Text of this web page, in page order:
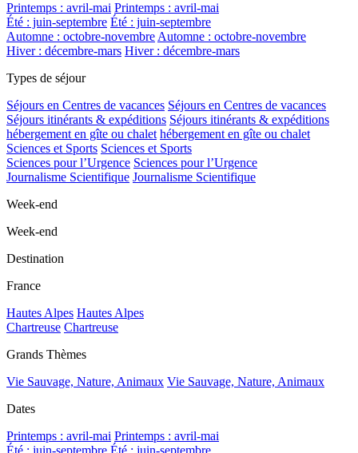
Printemps : avril-mai Printemps : avril-mai
Été : juin-septembre Été : juin-septembre
Automne : octobre-novembreAutomne : octobre-novembre
Hiver : décembre-mars Hiver : décembre-mars
Types de séjour
Séjours en Centres de vacances Séjours en Centres de vacances
Séjours itinérants & expéditions Séjours itinérants & expéditions
hébergement en gîte ou chalet hébergement en gîte ou chalet
Sciences et Sports Sciences et Sports
Sciences pour l’Urgence Sciences pour l’Urgence
Journalisme Scientifique Journalisme Scientifique
Week-end
Week-end
Destination
France
Hautes Alpes Hautes Alpes
Chartreuse Chartreuse
Grands Thèmes
Vie Sauvage, Nature, Animaux Vie Sauvage, Nature, Animaux
Dates
Printemps : avril-mai Printemps : avril-mai